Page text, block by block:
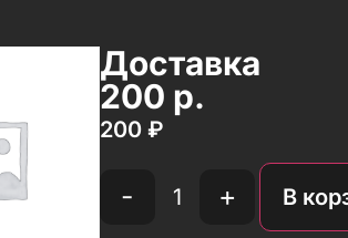
Доставка
200 р.
200 ₽
- + В